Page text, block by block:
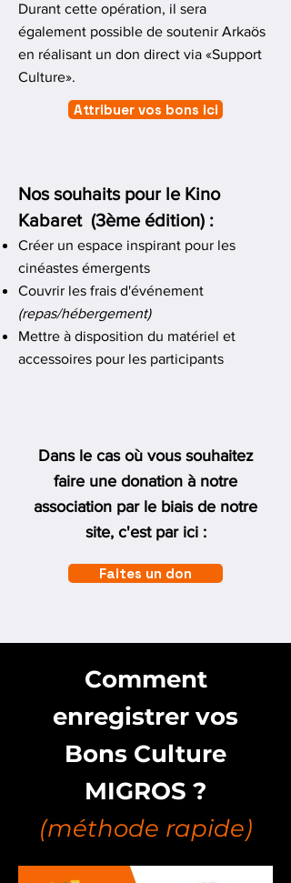
Durant cette opération, il sera
également possible de soutenir Arkaös
en réalisant un don direct via «Support
Culture».​
Attribuer vos bons ici
Nos souhaits pour le Kino
Kabaret (3ème édition) :
Créer un espace inspirant pour les
cinéastes émergents
Couvrir les frais d'événement
(repas/hébergement)
Mettre à disposition du matériel et
accessoires pour les participants
Dans le cas où vous souhaitez
faire une donation à notre
association par le biais de notre
site, c'est par ici :
Faites un don
Comment
enregistrer vos
Bons Culture
MIGROS ?
(méthode rapide)